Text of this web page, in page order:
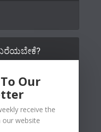
ಬರೆಯಬೇಕೆ?
Our
receive the
website